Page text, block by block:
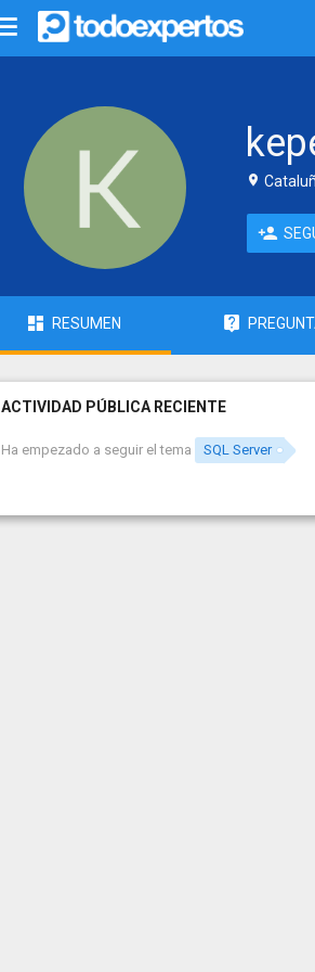
RESUMEN
ACTIVIDAD PÚBLICA RECIENTE
Ha empezado a seguir el tema SQL Server